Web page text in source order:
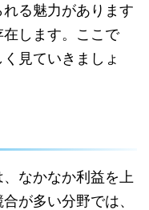
る魅力があります
します。ここで
見ていきましょ
なかなか利益を上
が多い分野では、